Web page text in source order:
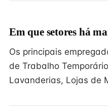
Em que setores há
Os principais
de Trabalho
Lavanderias, Lojas de